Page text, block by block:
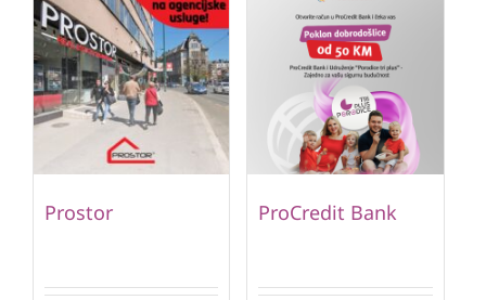
Prostor ProCredit Bank